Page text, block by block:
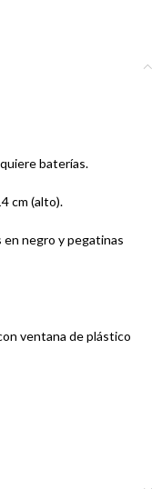
baterías.
cm (alto).
en negro y pegatinas
ventana de plástico